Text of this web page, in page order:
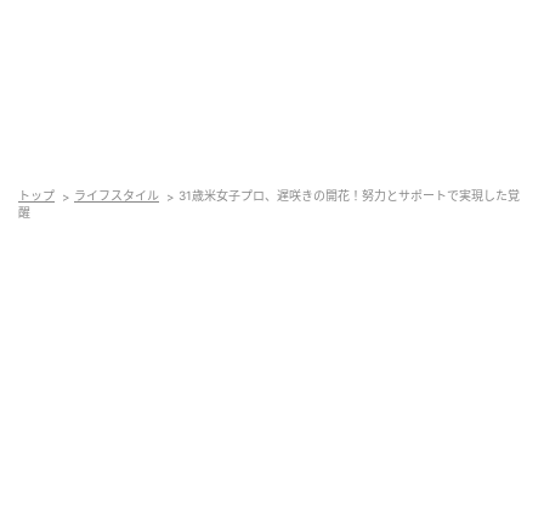
シュメルツェルの本気度を目の当たりにし「サラは練
トップ ライフスタイル
31歳米女子プロ、遅咲きの開花！努力とサポートで実現した覚
醒